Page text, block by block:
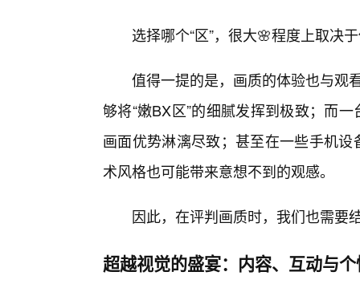
选择哪个“区”，很大🌸程度上取决
值得一提的是，画质的体验也与观
够将“嫩BX区”的细腻发挥到极致；而
画面优势淋漓尽致；甚至在一些手机
术风格也可能带来意想不到的观感。
因此，在评判画质时，我们也需要
超越视觉的盛宴：内容、互动与